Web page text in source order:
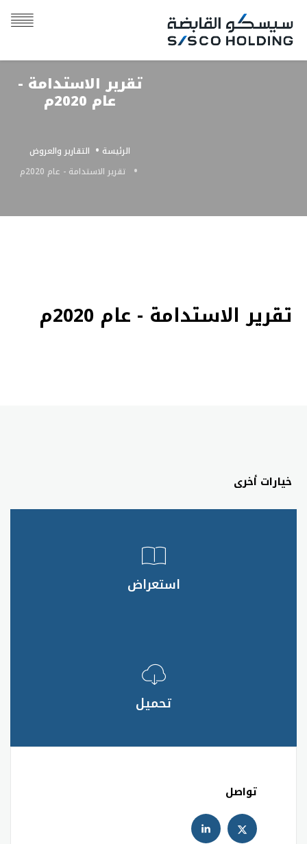
تقرير الاستدامة -
عام 2020م
الرئيسة
التقارير والعروض
تقرير الاستدامة - عام 2020م
تقرير الاستدامة - عام 2020م
خيارات أخرى
استعراض
تحميل
تواصل